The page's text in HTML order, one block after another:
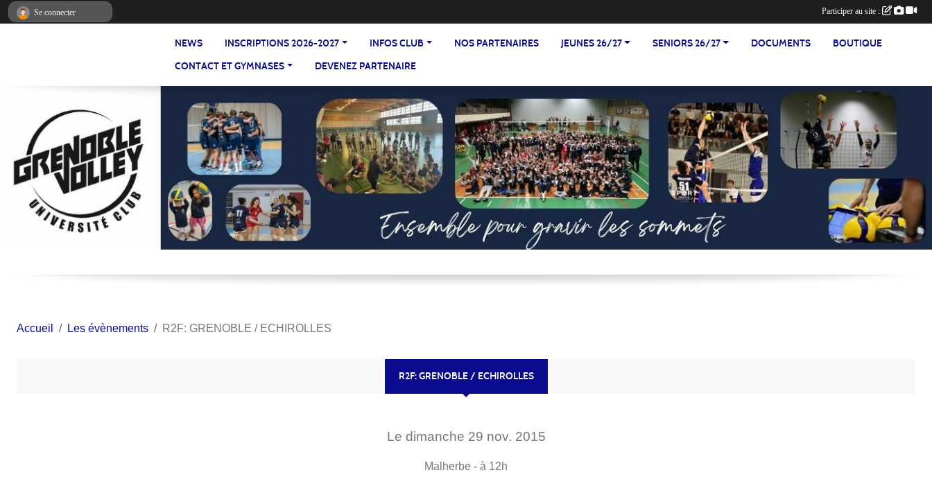
NEWS INSCRIPTIONS 2026-2027 INFOS CLUB NOS PARTENAIRES JEUNES 26/27 SENIORS 26/27 DOCUMENTS
BOUTIQUE
CONTACT ET GYMNASES
DEVENEZ PARTENAIRE
Accueil Les évènements R2F: GRENOBLE / ECHIROLLES
R2F: GRENOBLE / ECHIROLLES
Le dimanche 29 nov. 2015
Malherbe - à 12h
Se connecter Participer au site :
Panneau de gestion des cookies